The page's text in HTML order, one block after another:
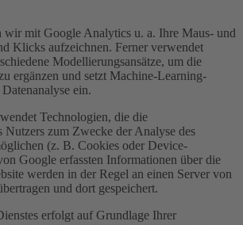
wir mit Google Analytics u. a. Ihre Maus- und
Klicks aufzeichnen. Ferner verwendet
Modellierungsansätze, um die
ergänzen und setzt Machine-Learning-
ein.
Technologien, die die
Nutzers zum Zwecke der Analyse des
(z. B. Cookies oder Device-
Google erfassten Informationen über die
werden in der Regel an einen Server von
und dort gespeichert.
erfolgt auf Grundlage Ihrer